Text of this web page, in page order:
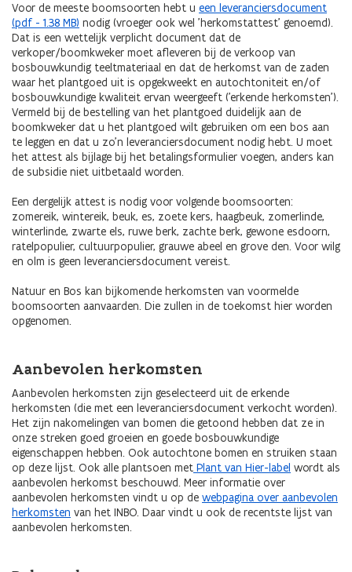
Voor de meeste boomsoorten hebt u een leveranciersdocument
(pdf - 1.38 MB) nodig (vroeger ook wel 'herkomstattest' genoemd).
Dat is een wettelijk verplicht document dat de
verkoper/boomkweker moet afleveren bij de verkoop van
bosbouwkundig teeltmateriaal en dat de herkomst van de zaden
waar het plantgoed uit is opgekweekt en autochtoniteit en/of
bosbouwkundige kwaliteit ervan weergeeft ('erkende herkomsten').
Vermeld bij de bestelling van het plantgoed duidelijk aan de
boomkweker dat u het plantgoed wilt gebruiken om een bos aan
te leggen en dat u zo’n leveranciersdocument nodig hebt. U moet
het attest als bijlage bij het betalingsformulier voegen, anders kan
de subsidie niet uitbetaald worden.
Een dergelijk attest is nodig voor volgende boomsoorten:
zomereik, wintereik, beuk, es, zoete kers, haagbeuk, zomerlinde,
winterlinde, zwarte els, ruwe berk, zachte berk, gewone esdoorn,
ratelpopulier, cultuurpopulier, grauwe abeel en grove den. Voor wilg
en olm is geen leveranciersdocument vereist.
Natuur en Bos kan bijkomende herkomsten van voormelde
boomsoorten aanvaarden. Die zullen in de toekomst hier worden
opgenomen.
Aanbevolen herkomsten
Aanbevolen herkomsten zijn geselecteerd uit de erkende
herkomsten (die met een leveranciersdocument verkocht worden).
Het zijn nakomelingen van bomen die getoond hebben dat ze in
onze streken goed groeien en goede bosbouwkundige
eigenschappen hebben. Ook autochtone bomen en struiken staan
op deze lijst. Ook alle plantsoen met Plant van Hier-label wordt als
aanbevolen herkomst beschouwd. Meer informatie over
aanbevolen herkomsten vindt u op de webpagina over aanbevolen
herkomsten van het INBO. Daar vindt u ook de recentste lijst van
aanbevolen herkomsten.